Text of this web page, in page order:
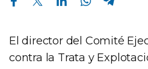
El director del Comité
contra la Trata y